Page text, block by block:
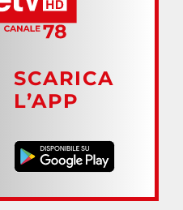
SCARICA
L’APP